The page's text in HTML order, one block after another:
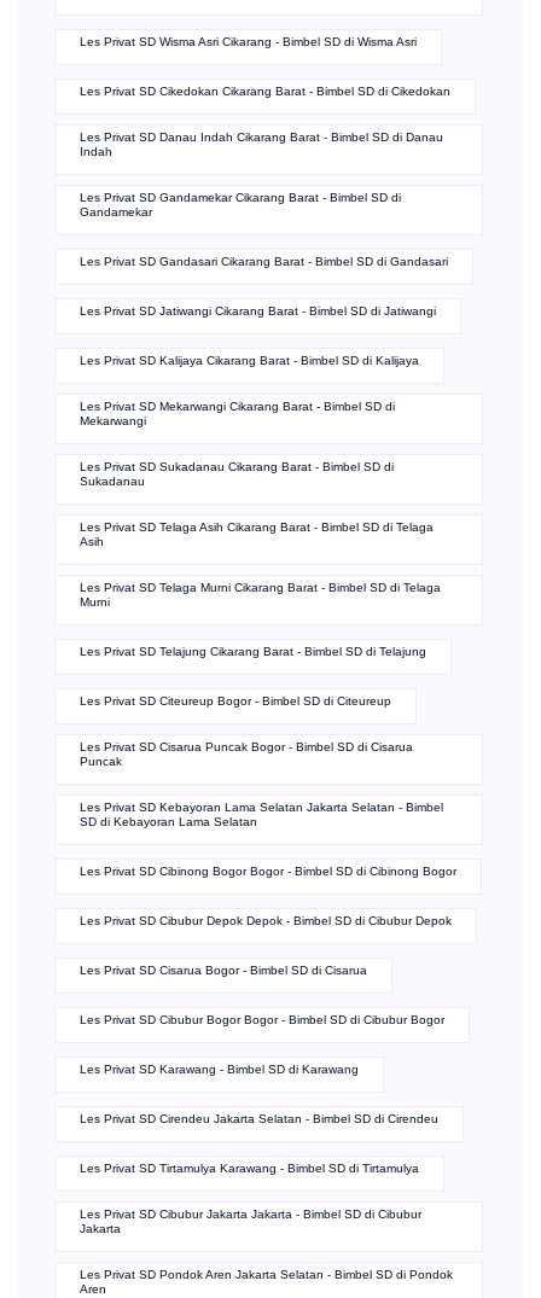
Les Privat SD Wisma Asri Cikarang - Bimbel SD di Wisma Asri
Les Privat SD Cikedokan Cikarang Barat - Bimbel SD di Cikedokan
Les Privat SD Danau Indah Cikarang Barat - Bimbel SD di Danau
Indah
Les Privat SD Gandamekar Cikarang Barat - Bimbel SD di
Gandamekar
Les Privat SD Gandasari Cikarang Barat - Bimbel SD di Gandasari
Les Privat SD Jatiwangi Cikarang Barat - Bimbel SD di Jatiwangi
Les Privat SD Kalijaya Cikarang Barat - Bimbel SD di Kalijaya
Les Privat SD Mekarwangi Cikarang Barat - Bimbel SD di
Mekarwangi
Les Privat SD Sukadanau Cikarang Barat - Bimbel SD di
Sukadanau
Les Privat SD Telaga Asih Cikarang Barat - Bimbel SD di Telaga
Asih
Les Privat SD Telaga Murni Cikarang Barat - Bimbel SD di Telaga
Murni
Les Privat SD Telajung Cikarang Barat - Bimbel SD di Telajung
Les Privat SD Citeureup Bogor - Bimbel SD di Citeureup
Les Privat SD Cisarua Puncak Bogor - Bimbel SD di Cisarua
Puncak
Les Privat SD Kebayoran Lama Selatan Jakarta Selatan - Bimbel
SD di Kebayoran Lama Selatan
Les Privat SD Cibinong Bogor Bogor - Bimbel SD di Cibinong Bogor
Les Privat SD Cibubur Depok Depok - Bimbel SD di Cibubur Depok
Les Privat SD Cisarua Bogor - Bimbel SD di Cisarua
Les Privat SD Cibubur Bogor Bogor - Bimbel SD di Cibubur Bogor
Les Privat SD Karawang - Bimbel SD di Karawang
Les Privat SD Cirendeu Jakarta Selatan - Bimbel SD di Cirendeu
Les Privat SD Tirtamulya Karawang - Bimbel SD di Tirtamulya
Les Privat SD Cibubur Jakarta Jakarta - Bimbel SD di Cibubur
Jakarta
Les Privat SD Pondok Aren Jakarta Selatan - Bimbel SD di Pondok
Aren